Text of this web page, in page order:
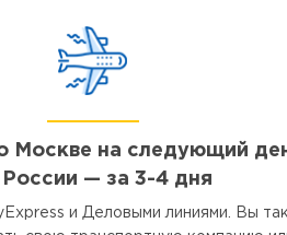
Москве на следующий
России — за 3-4 дня
и Деловыми линиями. Вы